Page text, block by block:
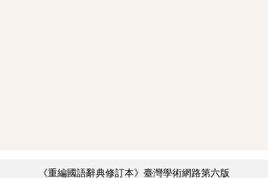
《重編國語辭典修訂本》臺灣學術網路第六版